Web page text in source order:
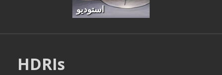
استودیو
HDRIs